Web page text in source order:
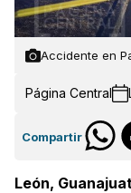
Accidente en
Página Central
Compartir
León,